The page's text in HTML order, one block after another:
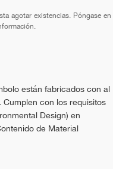
agotar existencias. Póngase en
están fabricados con al
con los requisitos
Design) en
de Material